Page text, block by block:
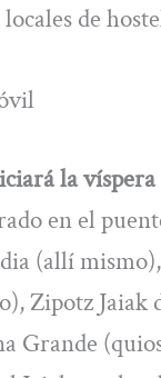
de
la víspera
en el
(allí
Zipotz Jaiak
Grande